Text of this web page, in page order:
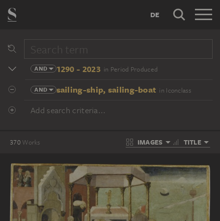
DE
AND 1290 - 2023 in Period Produced
AND sailing-ship, sailing-boat in Iconclass
Add search criteria...
370Works IMAGES TITLE